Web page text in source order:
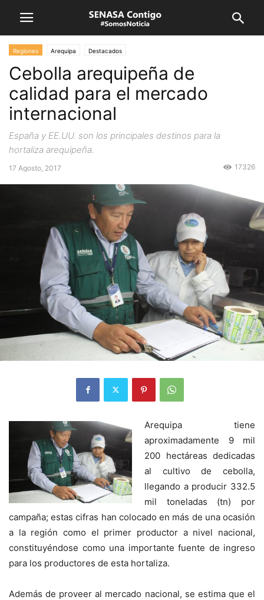
Regiones Arequipa Destacados
Cebolla arequipeña de
calidad para el mercado
internacional
España y EE.UU. son los principales destinos para la
hortaliza arequipeña.
17 Agosto, 2017 17326
Arequipa tiene
aproximadamente 9 mil
200 hectáreas dedicadas
al cultivo de cebolla,
llegando a producir 332.5
mil toneladas (tn) por
campaña; estas cifras han colocado en más de una ocasión
a la región como el primer productor a nivel nacional,
constituyéndose como una importante fuente de ingreso
para los productores de esta hortaliza.
Además de proveer al mercado nacional, se estima que el